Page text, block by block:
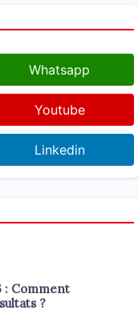
Whatsapp
Youtube
Linkedin
: Comment
?